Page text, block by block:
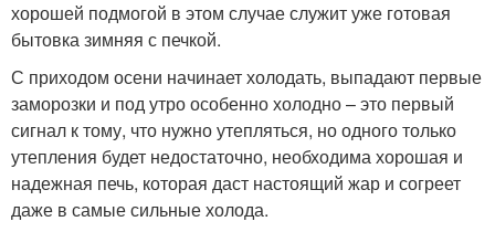
хорошей подмогой в этом случае служит уже готовая
бытовка зимняя с печкой.
С приходом осени начинает холодать, выпадают первые
заморозки и под утро особенно холодно – это первый
сигнал к тому, что нужно утепляться, но одного только
утепления будет недостаточно, необходима хорошая и
надежная печь, которая даст настоящий жар и согреет
даже в самые сильные холода.